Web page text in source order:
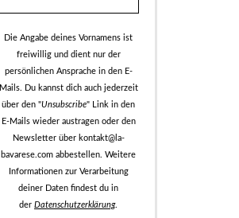
Die Angabe deines Vornamens ist
freiwillig und dient nur der
persönlichen Ansprache in den E-
Mails. Du kannst dich auch jederzeit
über den "Unsubscribe" Link in den
E-Mails wieder austragen oder den
Newsletter über kontakt@la-
bavarese.com abbestellen. Weitere
Informationen zur Verarbeitung
deiner Daten findest du in
der Datenschutzerklärung.